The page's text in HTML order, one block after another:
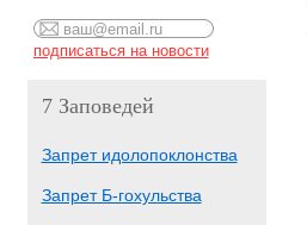
7 Заповедей
Запрет идолопоклонства
Запрет Б-гохульства